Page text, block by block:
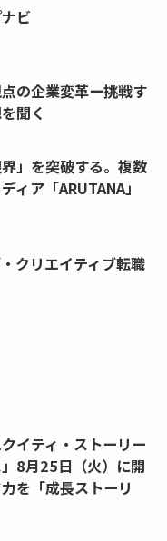
ビ
点の企業変革ー挑戦す
聞く
界」を突破する。複数
ィア「ARUTANA」
クリエイティブ転職
クイティ・ストーリー
8月25日（火）に開
を「成長ストーリ